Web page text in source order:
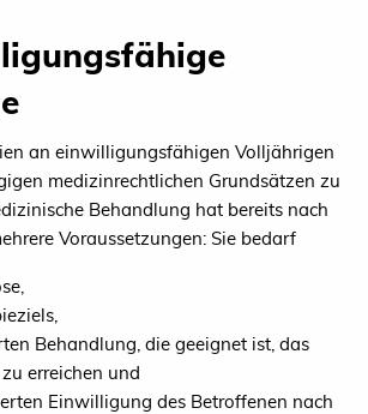
an einwilligungsfähigen Volljährigen
medizinrechtlichen Grundsätzen zu
Behandlung hat bereits nach
Voraussetzungen: Sie bedarf
Behandlung, die geeignet ist, das
erreichen und
Einwilligung des Betroffenen nach